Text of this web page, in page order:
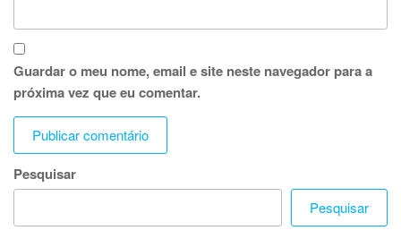
Guardar o meu nome, email e site neste navegador para a
próxima vez que eu comentar.
Pesquisar
Pesquisar